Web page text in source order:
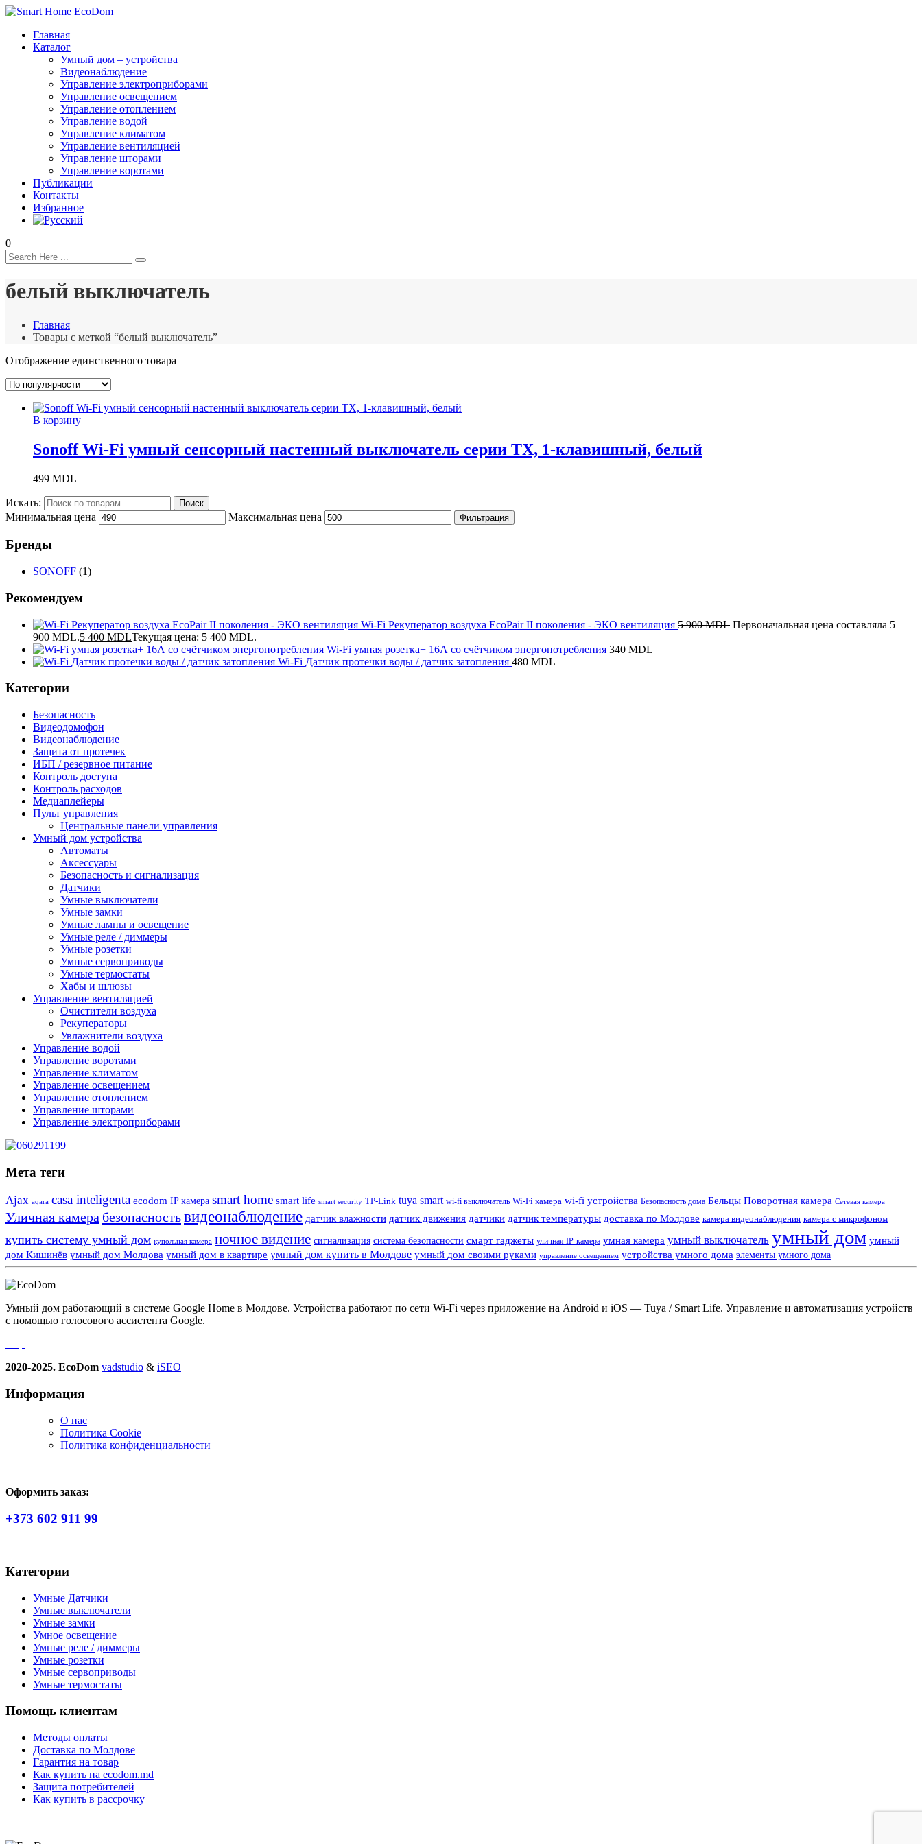
Главная
Каталог
Умный дом – устройства
Видеонаблюдение
Управление электроприборами
Управление освещением
Управление отоплением
Управление водой
Управление климатом
Управление вентиляцией
Управление шторами
Управление воротами
Публикации
Контакты
Избранное
0
белый выключатель
Главная
Товары с меткой “белый выключатель”
Отображение единственного товара
В корзину
Sonoff Wi-Fi умный сенсорный настенный выключатель серии TX, 1-клавишный, белый
499 MDL
Искать: Поиск
Минимальная цена Максимальная цена Фильтрация
Бренды
SONOFF (1)
Рекомендуем
Wi-Fi Рекуператор воздуха EcoPair II поколения - ЭКО вентиляция 5 900MDL Первоначальная цена составляла 5
900 MDL.5 400 MDLТекущая цена: 5 400 MDL.
Wi-Fi умная розетка+ 16А со счётчиком энергопотребления 340 MDL
Wi-Fi Датчик протечки воды / датчик затопления 480 MDL
Категории
Безопасность
Видеодомофон
Видеонаблюдение
Защита от протечек
ИБП / резервное питание
Контроль доступа
Контроль расходов
Медиаплейеры
Пульт управления
Центральные панели управления
Умный дом устройства
Автоматы
Аксессуары
Безопасность и сигнализация
Датчики
Умные выключатели
Умные замки
Умные лампы и освещение
Умные реле / диммеры
Умные розетки
Умные сервоприводы
Умные термостаты
Хабы и шлюзы
Управление вентиляцией
Очистители воздуха
Рекуператоры
Увлажнители воздуха
Управление водой
Управление воротами
Управление климатом
Управление освещением
Управление отоплением
Управление шторами
Управление электроприборами
Мета теги
Ajax aqara casa inteligenta ecodom IP камера smart home smart life smart security TP-Link tuya smart wi-fi выключатель Wi-Fi камера wi-fi устройства Безопасность дома Бельцы Поворотная камера Сетевая камера
Уличная камера безопасностьвидеонаблюдение датчик влажности датчик движения датчики датчик температуры доставка по Молдове камера видеонаблюдения камера с микрофоном
купить систему умный дом купольная камера ночное видение сигнализация система безопасности смарт гаджеты уличная IP-камера умная камера умный выключатель умный дом умный
дом Кишинёв умный дом Молдова умный дом в квартире умный дом купить в Молдове умный дом своими руками управление освещением устройства умного дома элементы умного дома
Умный дом работающий в системе Google Home в Молдове. Устройства работают по сети Wi-Fi через приложение на Android и iOS — Tuya / Smart Life. Управление и автоматизация устройств
с помощью голосового ассистента Google.
2020-2025. EcoDom vadstudio & iSEO
Информация
О нас
Политика Сookie
Политика конфиденциальности
Оформить заказ:
+373 602 911 99
Категории
Умные Датчики
Умные выключатели
Умные замки
Умное освещение
Умные реле / диммеры
Умные розетки
Умные сервоприводы
Умные термостаты
Помощь клиентам
Методы оплаты
Доставка по Молдове
Гарантия на товар
Как купить на ecodom.md
Защита потребителей
Как купить в рассрочку